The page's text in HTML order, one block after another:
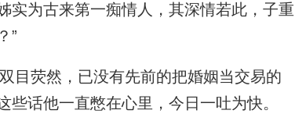
为古来第一痴情人，其深情若此，子重
”
目荧然，已没有先前的把婚姻当交易的
话他一直憋在心里，今日一吐为快。